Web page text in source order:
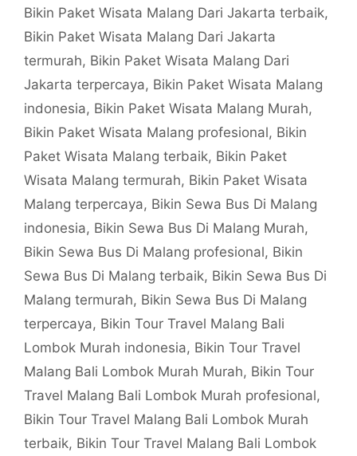
Bikin Paket Wisata Malang Dari Jakarta terbaik,
Bikin Paket Wisata Malang Dari Jakarta
termurah, Bikin Paket Wisata Malang Dari
Jakarta terpercaya, Bikin Paket Wisata Malang
indonesia, Bikin Paket Wisata Malang Murah,
Bikin Paket Wisata Malang profesional, Bikin
Paket Wisata Malang terbaik, Bikin Paket
Wisata Malang termurah, Bikin Paket Wisata
Malang terpercaya, Bikin Sewa Bus Di Malang
indonesia, Bikin Sewa Bus Di Malang Murah,
Bikin Sewa Bus Di Malang profesional, Bikin
Sewa Bus Di Malang terbaik, Bikin Sewa Bus Di
Malang termurah, Bikin Sewa Bus Di Malang
terpercaya, Bikin Tour Travel Malang Bali
Lombok Murah indonesia, Bikin Tour Travel
Malang Bali Lombok Murah Murah, Bikin Tour
Travel Malang Bali Lombok Murah profesional,
Bikin Tour Travel Malang Bali Lombok Murah
terbaik, Bikin Tour Travel Malang Bali Lombok